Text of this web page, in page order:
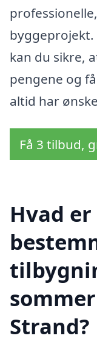
byggeprojekt.
kan du sikre,
pengene og
altid har
Få 3 tilbud,
Hvad
Strand?